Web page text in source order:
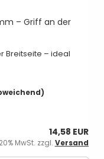
– Griff an der
Breitseite – ideal
14,58 EUR
MwSt. zzgl. Versand